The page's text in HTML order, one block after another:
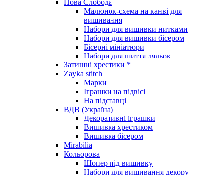
Нова Слобода
Малюнок-схема на канві для
вишивання
Набори для вишивки нитками
Набори для вишивки бісером
Бісерні мініатюри
Набори для шиття ляльок
Затишні хрестики *
Zayka stitch
Марки
Іграшки на підвісі
На підставці
ВДВ (Україна)
Декоративні іграшки
Вишивка хрестиком
Вишивка бісером
Mirabilia
Кольорова
Шопер під вишивку
Набори для вишивання декору